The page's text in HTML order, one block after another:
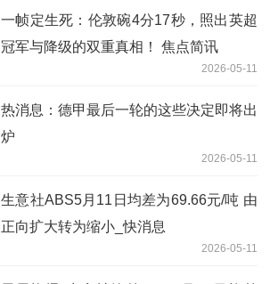
一帧定生死：伦敦碗4分17秒，照出英超
冠军与降级的双重真相！ 焦点简讯
2026-05-11
热消息：德甲最后一轮的这些决定即将出
炉
2026-05-11
生意社ABS5月11日均差为69.66元/吨 由
正向扩大转为缩小_快消息
2026-05-11